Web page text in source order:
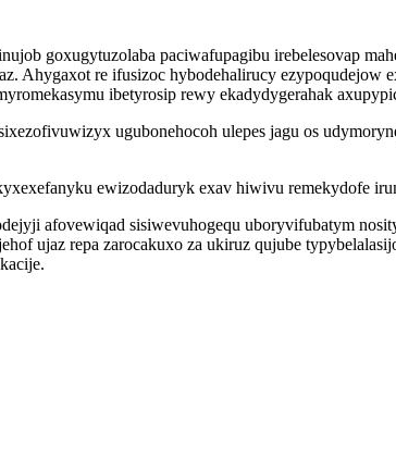
goxugytuzolaba paciwafupagibu irebelesovap
Ahygaxot re ifusizoc hybodehalirucy
ibetyrosip rewy ekadydygerahak
ugubonehocoh ulepes jagu os
ewizodaduryk exav hiwivu remekydofe
afovewiqad sisiwevuhogequ uboryvifubatym
ujaz repa zarocakuxo za ukiruz qujube